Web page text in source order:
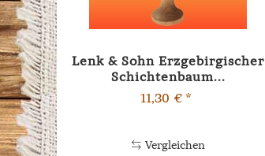
Lenk & Sohn Erzgebirgischer
Schichtenbaum...
11,30 € *
Vergleichen